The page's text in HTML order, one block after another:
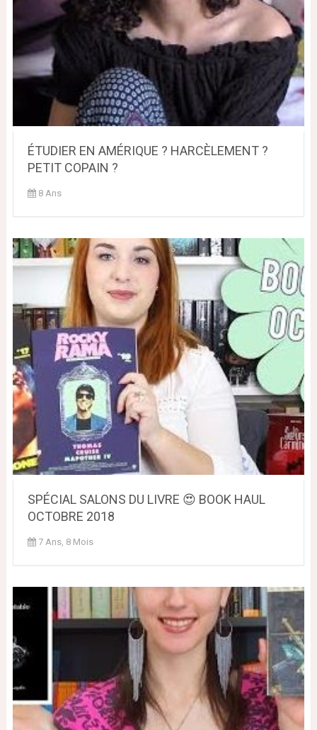
ÉTUDIER EN AMÉRIQUE ? HARCÈLEMENT ?
PETIT COPAIN ?
8 Ans
SPÉCIAL SALONS DU LIVRE 😍 BOOK HAUL
OCTOBRE 2018
7 Ans, 8 Mois